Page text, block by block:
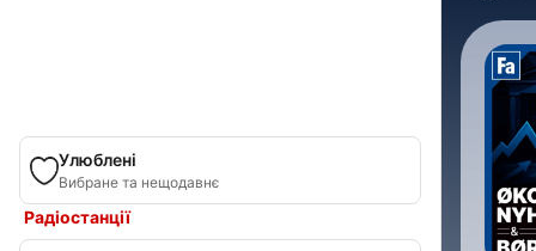
Улюблені
Вибране та нещодавнє
Радіостанції